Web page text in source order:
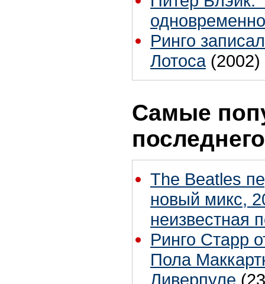
Ринго
Лотоса (2002)
Самые
The Beatles
новый микс,
неизвестная
Ринго Старр
Пола
Ливерпуле